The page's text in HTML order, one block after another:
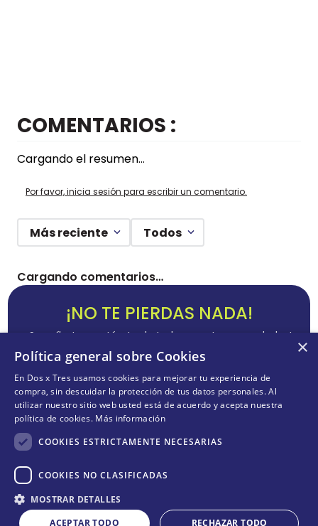
Cantidad
COMPRAR
COMENTARIOS
Cargando el resumen…
Por favor, inicia sesión para escribir un comentario.
Más reciente Todos
Cargando comentarios…
¡NO TE PIERDAS NADA!
¡Suscríbete y entérate de todas nuestras novedades!
ENVIAR
Aceptatérminos y condiciones
CONÓCENOS +
×
Política general sobre Cookies
En Dos x Tres usamos cookies para mejorar tu experiencia de
compra, sin descuidar la protección de tus datos personales. Al
utilizar nuestro sitio web usted está de acuerdo y acepta nuestra
política de cookies. Más información
COOKIES ESTRICTAMENTE NECESARIAS
COOKIES NO CLASIFICADAS
MOSTRAR DETALLES
ACEPTAR TODO
RECHAZAR TODO